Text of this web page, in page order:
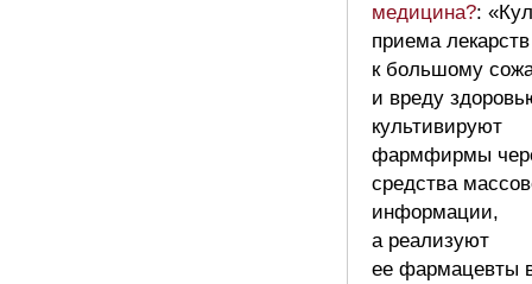
медицина?:
приема
к большому
и вреду
культивируют
фармфирмы
средства
информации,
а реализуют
ее фармацевты